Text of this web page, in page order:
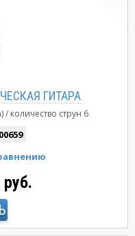
ГИТАРА
количество струн 6